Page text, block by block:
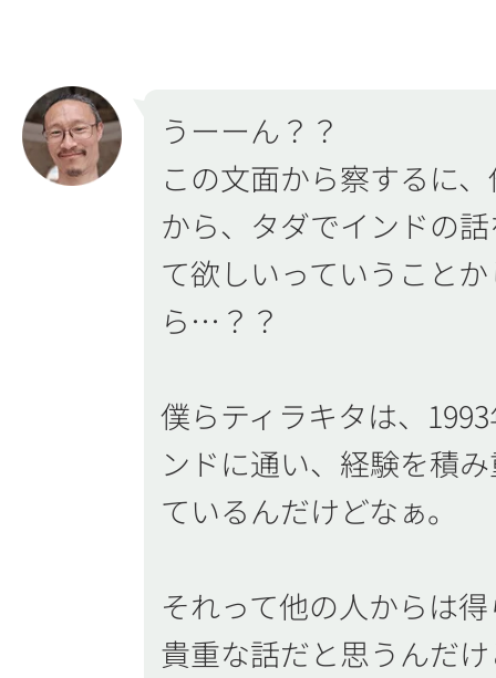
うーーん？？
この文面から察するに
から、タダでインドの
て欲しいっていうこと
ら…？？
僕らティラキタは、
ンドに通い、経験を積
ているんだけどなぁ。
それって他の人からは
貴重な話だと思うんだ